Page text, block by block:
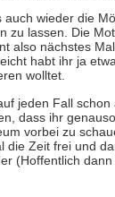
auch wieder die
zu lassen. Die
also nächstes
habt ihr ja
wolltet.
jeden Fall schon
dass ihr
vorbei zu
die Zeit frei und
(Hoffentlich